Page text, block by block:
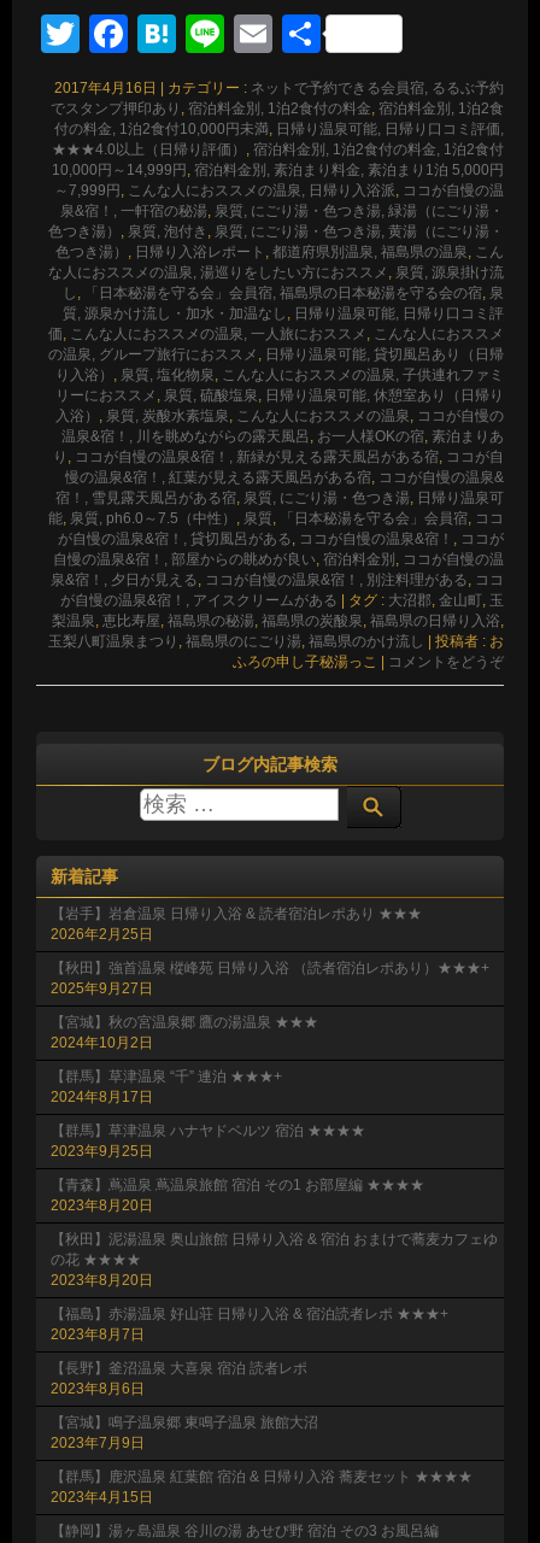
Twitter
Facebook
Hatena
LineEmail
共
有
2017年4月16日 | カテゴリー : ネットで予約できる会員宿, るるぶ予約
でスタンプ押印あり
宿泊料金別, 1泊2食付の料金 宿泊料金別, 1泊2食
付の料金, 1泊2食付10,000円未満
日帰り温泉可能, 日帰り口コミ評価,
★★★4.0以上（日帰り評価）
宿泊料金別, 1泊2食付の料金, 1泊2食付
10,000円～14,999円 宿泊料金別, 素泊まり料金, 素泊まり1泊 5,000円
～7,999円
こんな人におススメの温泉, 日帰り入浴派
ココが自慢の温
泉&宿！, 一軒宿の秘湯 泉質, にごり湯・色つき湯, 緑湯（にごり湯・
色つき湯）
泉質, 泡付き
泉質, にごり湯・色つき湯, 黄湯（にごり湯・
色つき湯）
日帰り入浴レポート 都道府県別温泉, 福島県の温泉
こん
な人におススメの温泉, 湯巡りをしたい方におススメ
泉質, 源泉掛け流
し
「日本秘湯を守る会」会員宿, 福島県の日本秘湯を守る会の宿 泉
質, 源泉かけ流し・加水・加温なし
日帰り温泉可能, 日帰り口コミ評
価
こんな人におススメの温泉, 一人旅におススメ
こんな人におススメ
の温泉, グループ旅行におススメ
日帰り温泉可能, 貸切風呂あり（日帰
り入浴）
泉質, 塩化物泉
こんな人におススメの温泉, 子供連れファミ
リーにおススメ
泉質, 硫酸塩泉
日帰り温泉可能, 休憩室あり（日帰り
入浴）
泉質, 炭酸水素塩泉 こんな人におススメの温泉
ココが自慢の
温泉&宿！, 川を眺めながらの露天風呂
お一人様OKの宿 素泊まりあ
り
ココが自慢の温泉&宿！, 新緑が見える露天風呂がある宿 ココが自
慢の温泉&宿！, 紅葉が見える露天風呂がある宿 ココが自慢の温泉&
宿！, 雪見露天風呂がある宿 泉質, にごり湯・色つき湯 日帰り温泉可
能 泉質, ph6.0～7.5（中性） 泉質 「日本秘湯を守る会」会員宿 ココ
が自慢の温泉&宿！, 貸切風呂がある
ココが自慢の温泉&宿！
ココが
自慢の温泉&宿！, 部屋からの眺めが良い 宿泊料金別
ココが自慢の温
泉&宿！, 夕日が見える
ココが自慢の温泉&宿！, 別注料理がある
ココ
が自慢の温泉&宿！, アイスクリームがある | タグ : 大沼郡 金山町 玉
梨温泉 恵比寿屋 福島県の秘湯 福島県の炭酸泉 福島県の日帰り入浴
玉梨八町温泉まつり
福島県のにごり湯 福島県のかけ流し | 投稿者 : お
ふろの申し子秘湯っこ | コメントをどうぞ
ブログ内記事検索
新着記事
【岩手】岩倉温泉 日帰り入浴 & 読者宿泊レポあり ★★★
2026年2月25日
【秋田】強首温泉 樅峰苑 日帰り入浴 （読者宿泊レポあり）★★★+
2025年9月27日
【宮城】秋の宮温泉郷 鷹の湯温泉 ★★★
2024年10月2日
【群馬】草津温泉 “千” 連泊 ★★★+
2024年8月17日
【群馬】草津温泉 ハナヤドベルツ 宿泊 ★★★★
2023年9月25日
【青森】蔦温泉 蔦温泉旅館 宿泊 その1 お部屋編 ★★★★
2023年8月20日
【秋田】泥湯温泉 奥山旅館 日帰り入浴 & 宿泊 おまけで蕎麦カフェゆ
の花 ★★★★
2023年8月20日
【福島】赤湯温泉 好山荘 日帰り入浴 & 宿泊読者レポ ★★★+
2023年8月7日
【長野】釜沼温泉 大喜泉 宿泊 読者レポ
2023年8月6日
【宮城】鳴子温泉郷 東鳴子温泉 旅館大沼
2023年7月9日
【群馬】鹿沢温泉 紅葉館 宿泊 & 日帰り入浴 蕎麦セット ★★★★
2023年4月15日
【静岡】湯ヶ島温泉 谷川の湯 あせび野 宿泊 その3 お風呂編